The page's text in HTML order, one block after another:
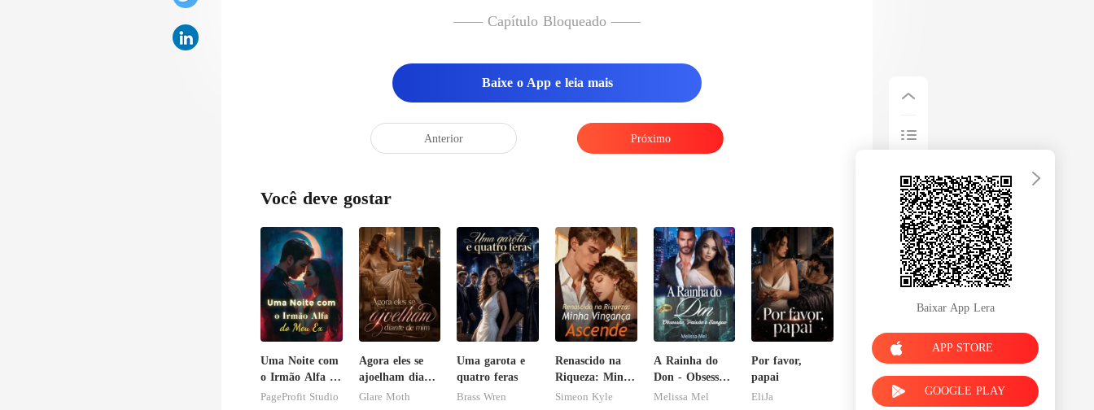
—— Capítulo Bloqueado ——
Baixe o App e leia mais
Anterior Próximo
Você deve gostar
Uma Noite com
o Irmão Alfa do
Meu Ex
PageProfit Studio
Agora eles se
ajoelham diante
de mim
Glare Moth
Uma garota e
quatro feras
Brass Wren
Renascido na
Riqueza: Minha
Vingança
Simeon Kyle
A Rainha do
Don - Obsessão,
Paixão e
Melissa Mel
Por favor,
papai
EliJa
Baixar App Lera
APP STORE
GOOGLE PLAY